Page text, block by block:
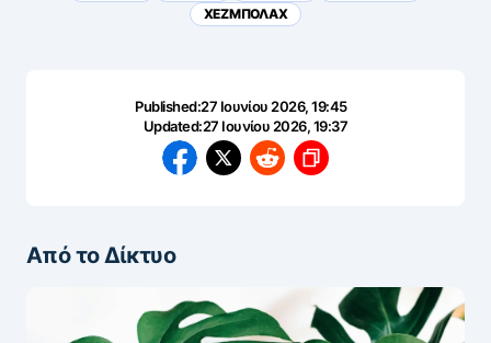
ΧΕΖΜΠΟΛΑΧ
Published:27 Ιουνίου 2026, 19:45
Updated:27 Ιουνίου 2026, 19:37
Από το Δίκτυο